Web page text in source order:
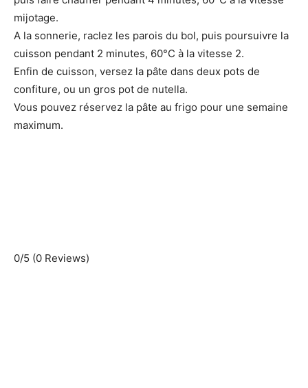
mijotage.
A la sonnerie, raclez les parois du bol, puis poursuivre la
cuisson pendant 2 minutes, 60°C à la vitesse 2.
Enfin de cuisson, versez la pâte dans deux pots de
confiture, ou un gros pot de nutella.
Vous pouvez réservez la pâte au frigo pour une semaine
maximum.
0/5 (0 Reviews)